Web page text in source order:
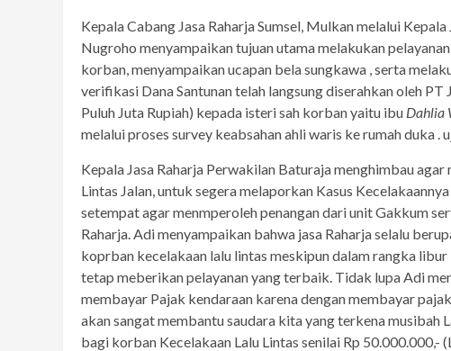
Kepala Cabang Jasa Raharja Sumsel, Mulkan melalui
Nugroho menyampaikan tujuan utama melakukan
korban, menyampaikan ucapan bela sungkawa , serta
verifikasi Dana Santunan telah langsung diserahkan oleh
Puluh Juta Rupiah) kepada isteri sah korban yaitu ibu Dahlia
melalui proses survey keabsahan ahli waris ke rumah duka .
Kepala Jasa Raharja Perwakilan Baturaja menghimbau
Lintas Jalan, untuk segera melaporkan Kasus
setempat agar menmperoleh penangan dari unit Gakkum
Raharja. Adi menyampaikan bahwa jasa Raharja selalu
koprban kecelakaan lalu lintas meskipun dalam rangka
tetap meberikan pelayanan yang terbaik. Tidak lupa Adi
membayar Pajak kendaraan karena dengan membayar
akan sangat membantu saudara kita yang terkena musibah
bagi korban Kecelakaan Lalu Lintas senilai Rp 50.000.000,-